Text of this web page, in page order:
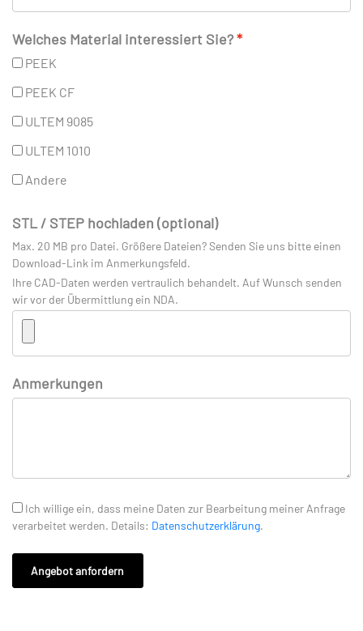
Welches Material interessiert Sie?
PEEK
PEEK CF
ULTEM 9085
ULTEM 1010
Andere
STL / STEP hochladen (optional)
Max. 20 MB pro Datei. Größere Dateien? Senden Sie uns bitte einen
Download-Link im Anmerkungsfeld.
Ihre CAD-Daten werden vertraulich behandelt. Auf Wunsch senden
wir vor der Übermittlung ein NDA.
Anmerkungen
Ich willige ein, dass meine Daten zur Bearbeitung meiner Anfrage
verarbeitet werden. Details: Datenschutzerklärung.
Angebot anfordern